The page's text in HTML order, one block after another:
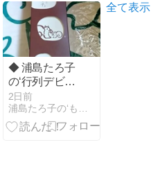
◆ 浦島たろ子
の‘行列デビュ
ー’。(￣- ￣ )
2日前
全て表示